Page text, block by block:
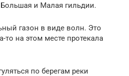
и Малая гильдии.
газон в виде волн. Это
то на этом месте протекала
по берегам реки